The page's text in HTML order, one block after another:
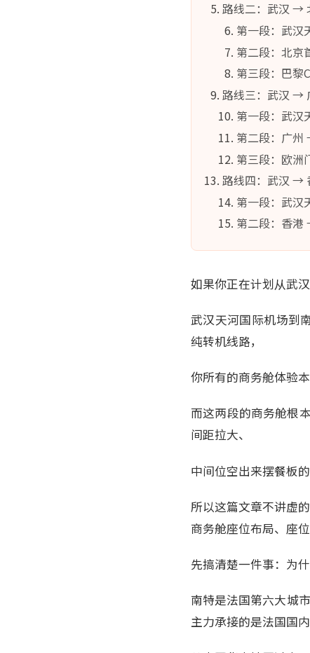
路线二：武汉 →
第一段：武汉
第二段：北京
第三段：巴黎
路线三：武汉 →
第一段：武汉
第二段：广州
第三段：欧
路线四：武汉 →
第一段：武汉
第二段：香港
如果你正在计划从武
武汉天河国际机场到
纯转机线路，
你所有的商务舱体验
而这两段的商务舱根
间距拉大、
中间位空出来摆餐板
所以这篇文章不讲虚
商务舱座位布局、座
先搞清楚一件事：为
南特是法国第六大城
主力承接的是法国国